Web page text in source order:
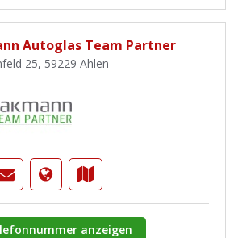
Autoglas Team Partner
25, 59229 Ahlen
anzeigen